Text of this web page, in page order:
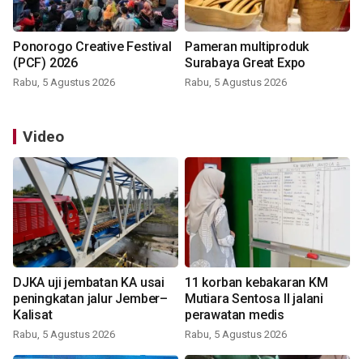
Ponorogo Creative Festival
(PCF) 2026
Rabu, 5 Agustus 2026
Pameran multiproduk
Surabaya Great Expo
Rabu, 5 Agustus 2026
Video
DJKA uji jembatan KA usai
peningkatan jalur Jember–
Kalisat
Rabu, 5 Agustus 2026
11 korban kebakaran KM
Mutiara Sentosa II jalani
perawatan medis
Rabu, 5 Agustus 2026